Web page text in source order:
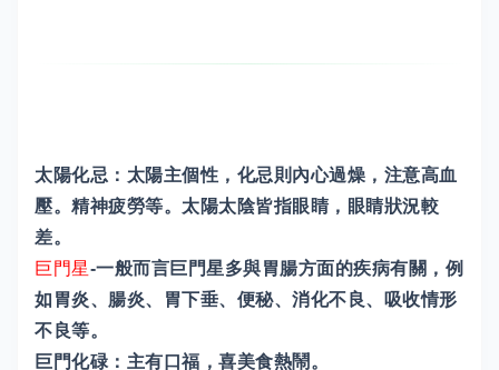
太陽化忌：太陽主個性，化忌則內心過燥，注意高血
壓。精神疲勞等。太陽太陰皆指眼睛，眼睛狀況較
差。
巨門星-一般而言巨門星多與胃腸方面的疾病有關，例
如胃炎、腸炎、胃下垂、便秘、消化不良、吸收情形
不良等。
巨門化碌：主有口福，喜美食熱鬧。